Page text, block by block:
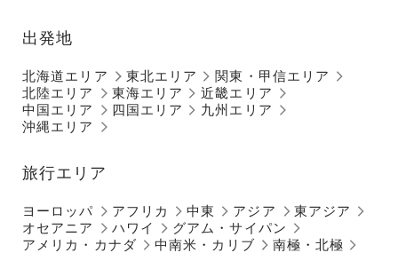
出発地
北海道エリア 東北エリア
関東・甲信エリア
北陸エリア
東海エリア
近畿エリア
中国エリア
四国エリア
九州エリア
沖縄エリア
旅行エリア
ヨーロッパ アフリカ 中東 アジア
東アジア
オセアニア
ハワイ
グアム・サイパン
アメリカ・カナダ
中南米・カリブ 南極・北極